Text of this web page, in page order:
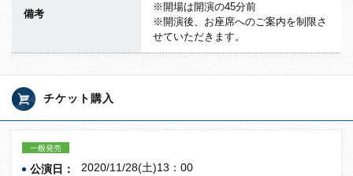
備考
※開場は開演の45分前
※開演後、お座席へのご案内を制限さ
せていただきます。
チケット購入
一般発売
公演日：
2020/11/28(土)13：00